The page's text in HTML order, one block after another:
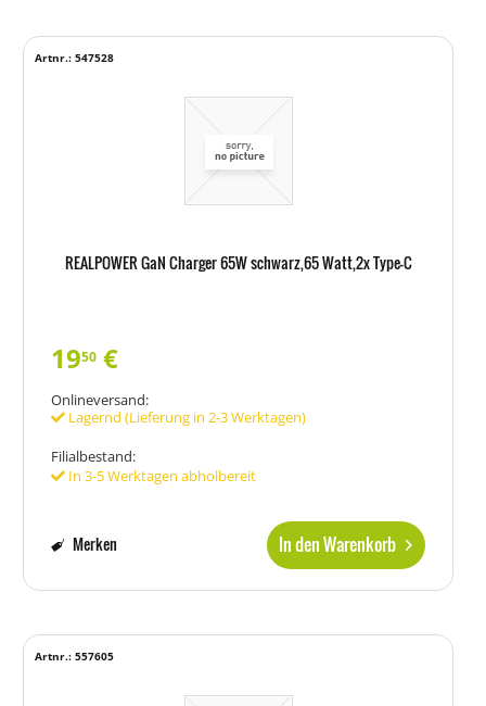
REALPOWER GaN Charger 65W schwarz,65 Watt,2x Type-C
Artnr.: 547528
1950 €
Onlineversand:
Lagernd (Lieferung in 2-3 Werktagen)
Filialbestand:
In 3-5 Werktagen abholbereit
In den Warenkorb
Merken
Artnr.: 557605